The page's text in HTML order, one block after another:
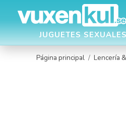
JUGUETES
Página principal / Lencería